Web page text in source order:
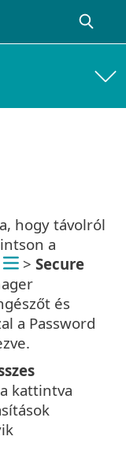
hogy távolról
a
> Secure
és
a Password
kattintva